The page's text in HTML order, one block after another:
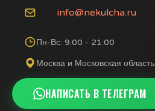
info@nekulcha.ru
Пн-Вс: 9:00 - 21:00
Москва и Московская область
НАПИСАТЬ В ТЕЛЕГРАМ